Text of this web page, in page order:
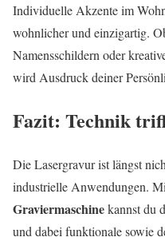
Individuelle Akzente im
wohnlicher und einzigartig.
Namensschildern oder
wird Ausdruck deiner
Fazit: Technik
Die Lasergravur ist längst
industrielle Anwendungen.
Graviermaschinekannst du
und dabei funktionale sowie